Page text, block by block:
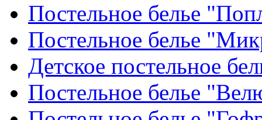
Постельное белье
Постельное белье
Детское постельное
Постельное белье